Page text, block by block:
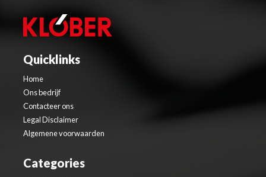
Quicklinks
Home
Ons bedrijf
Contacteer ons
Legal Disclaimer
Algemene voorwaarden
Categories